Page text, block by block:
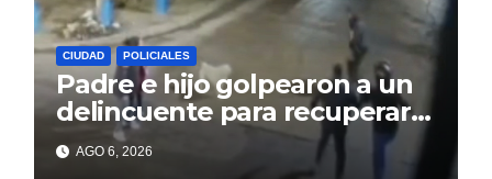
CIUDAD POLICIALES
Padre e hijo golpearon a un
delincuente para recuperar
un celular robado en Berisso
AGO 6, 2026